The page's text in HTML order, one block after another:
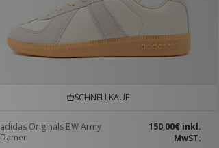
SCHNELLKAUF
adidas Originals BW Army
Damen
150,00€ inkl.
MwST.